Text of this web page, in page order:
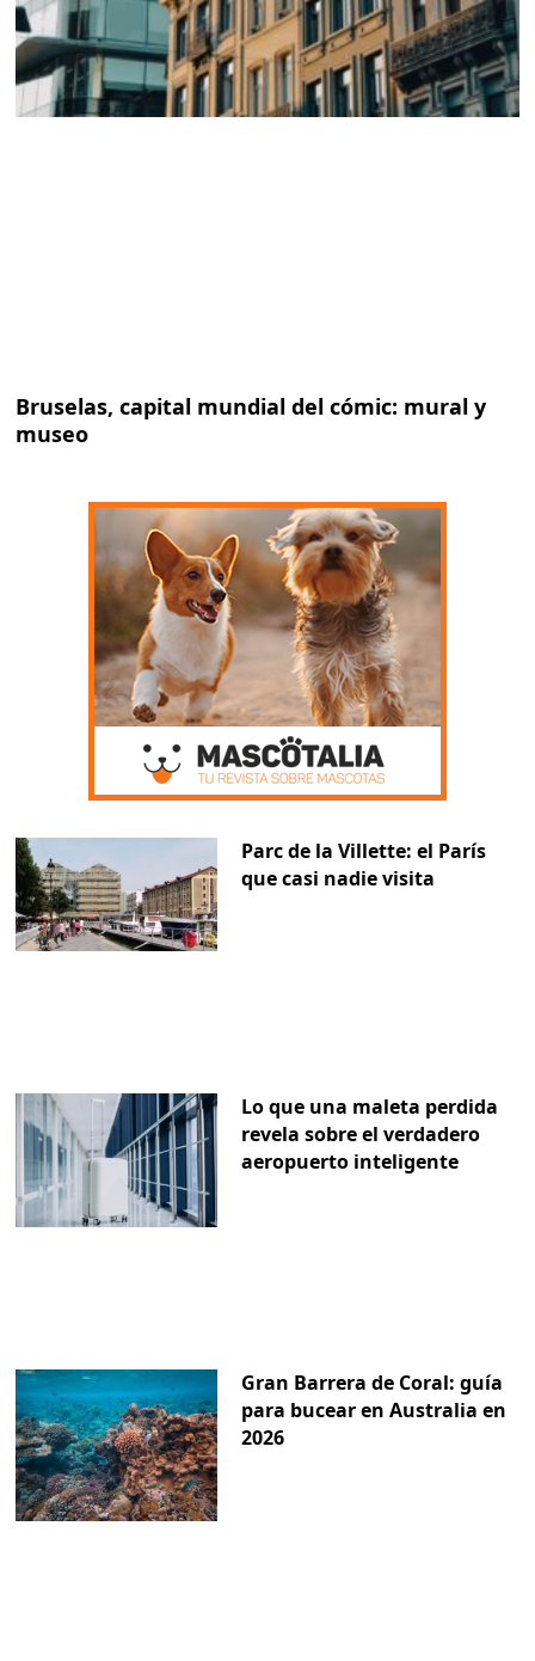
Bruselas, capital mundial del cómic: mural y
museo
Parc de la Villette: el París
que casi nadie visita
Lo que una maleta perdida
revela sobre el verdadero
aeropuerto inteligente
Gran Barrera de Coral: guía
para bucear en Australia en
2026